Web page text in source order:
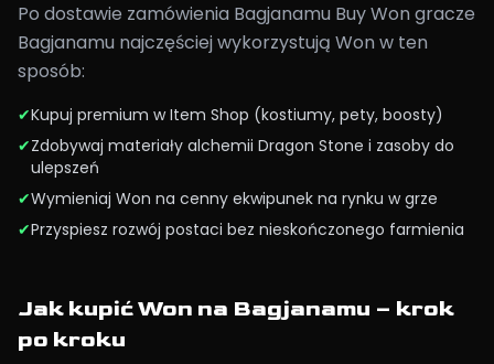
Po dostawie zamówienia Bagjanamu Buy Won gracze
Bagjanamu najczęściej wykorzystują Won w ten
sposób:
✔Kupuj premium w Item Shop (kostiumy, pety, boosty)
✔Zdobywaj materiały alchemii Dragon Stone i zasoby do
ulepszeń
✔Wymieniaj Won na cenny ekwipunek na rynku w grze
✔Przyspiesz rozwój postaci bez nieskończonego farmienia
Jak kupić Won na Bagjanamu – krok
po kroku